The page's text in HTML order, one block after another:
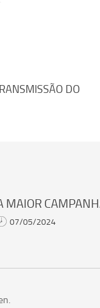
DO
MAIOR
07/05/2024